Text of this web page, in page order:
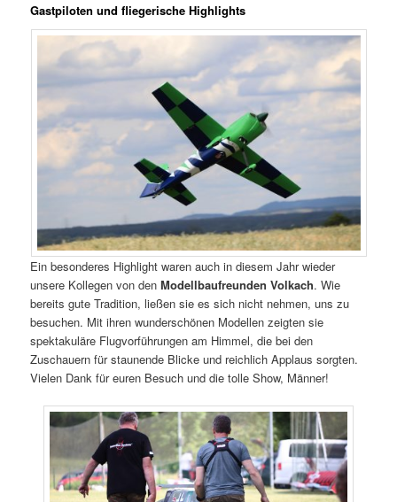
Gastpiloten und fliegerische Highlights
Ein besonderes Highlight waren auch in diesem Jahr wieder
unsere Kollegen von denModellbaufreunden Volkach. Wie
bereits gute Tradition, ließen sie es sich nicht nehmen, uns zu
besuchen. Mit ihren wunderschönen Modellen zeigten sie
spektakuläre Flugvorführungen am Himmel, die bei den
Zuschauern für staunende Blicke und reichlich Applaus sorgten.
Vielen Dank für euren Besuch und die tolle Show, Männer!